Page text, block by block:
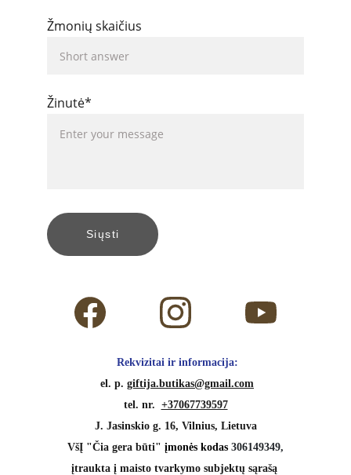
Žmonių skaičius
Žinutė*
Siųsti
Rekvizitai ir informacija:
el. p. giftija.butikas@gmail.com
tel. nr. +37067739597
J. Jasinskio g. 16, Vilnius, Lietuva
VšĮ "Čia gera būti" įmonės kodas 306149349,
įtraukta į maisto tvarkymo subjektų sąrašą